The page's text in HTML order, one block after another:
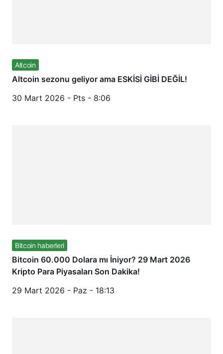
Altcoin
Altcoin sezonu geliyor ama ESKİSİ GİBİ DEĞİL!
30 Mart 2026 - Pts - 8:06
Bitcoin haberleri
Bitcoin 60.000 Dolara mı İniyor? 29 Mart 2026
Kripto Para Piyasaları Son Dakika!
29 Mart 2026 - Paz - 18:13